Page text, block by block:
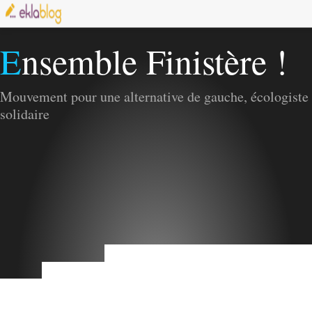
Ensemble Finistère !
Mouvement pour une alternative de gauche, écologiste
solidaire